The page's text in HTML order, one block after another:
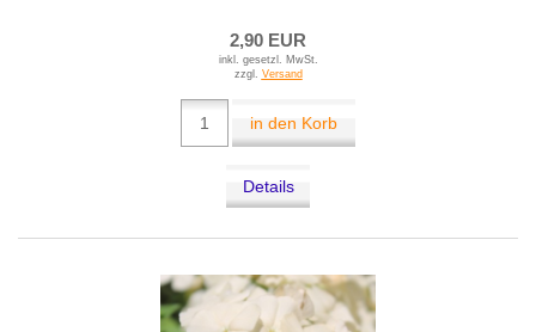
2,90 EUR
inkl. gesetzl. MwSt.
zzgl. Versand
in den Korb
Details